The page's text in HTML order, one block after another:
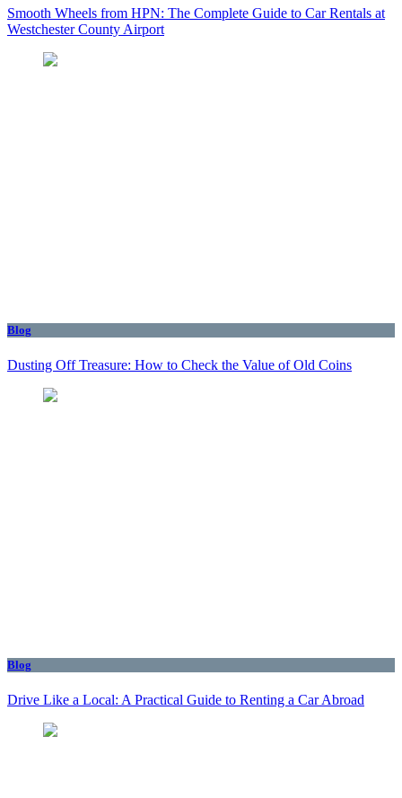
Smooth Wheels from HPN: The Complete Guide to Car Rentals at
Westchester County Airport
Blog
Dusting Off Treasure: How to Check the Value of Old Coins
Blog
Drive Like a Local: A Practical Guide to Renting a Car Abroad